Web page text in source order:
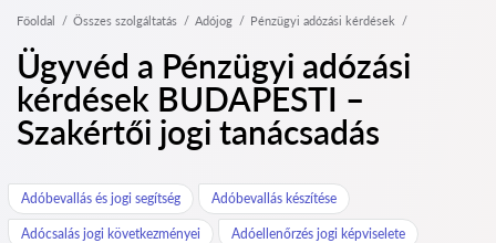
Főoldal Összes szolgáltatás Adójog Pénzügyi adózási kérdések
Ügyvéd a Pénzügyi adózási
kérdések BUDAPESTI –
Szakértői jogi tanácsadás
Adóbevallás és jogi segítség Adóbevallás készítése
Adócsalás jogi következményei Adóellenőrzés jogi képviselete